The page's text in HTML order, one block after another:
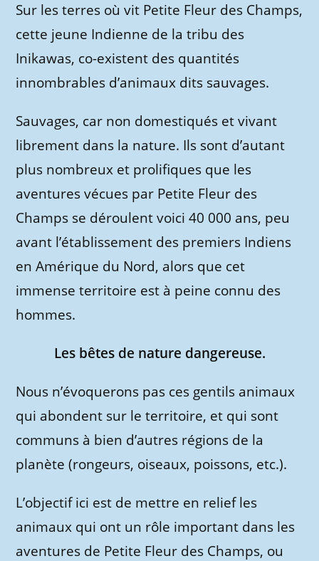
Sur les terres où vit Petite Fleur des Champs,
cette jeune Indienne de la tribu des
Inikawas, co-existent des quantités
innombrables d’animaux dits sauvages.
Sauvages, car non domestiqués et vivant
librement dans la nature. Ils sont d’autant
plus nombreux et prolifiques que les
aventures vécues par Petite Fleur des
Champs se déroulent voici 40 000 ans, peu
avant l’établissement des premiers Indiens
en Amérique du Nord, alors que cet
immense territoire est à peine connu des
hommes.
Les bêtes de nature dangereuse.
Nous n’évoquerons pas ces gentils animaux
qui abondent sur le territoire, et qui sont
communs à bien d’autres régions de la
planète (rongeurs, oiseaux, poissons, etc.).
L’objectif ici est de mettre en relief les
animaux qui ont un rôle important dans les
aventures de Petite Fleur des Champs, ou